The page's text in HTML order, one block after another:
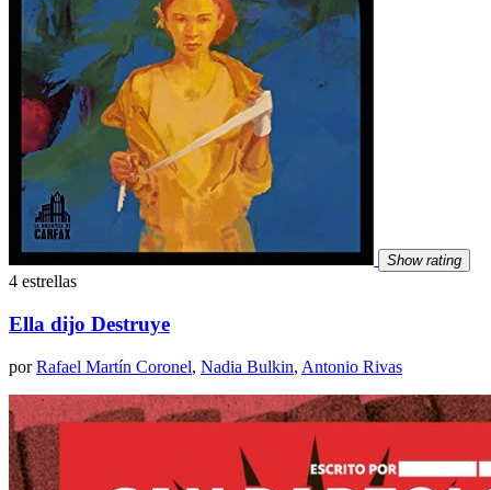
Show rating
4 estrellas
Ella dijo Destruye
porRafael Martín Coronel, Nadia Bulkin, Antonio Rivas